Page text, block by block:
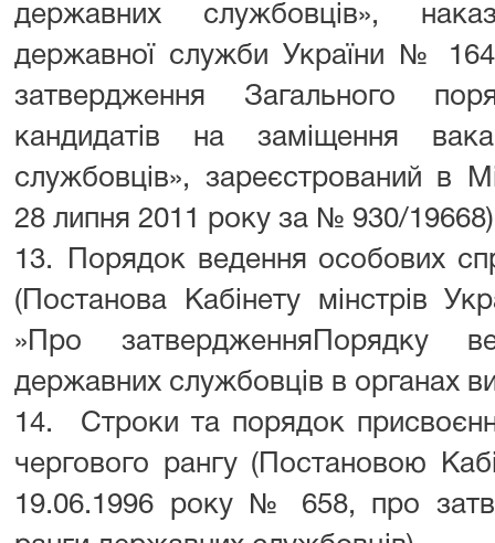
державних службовців»,
державної служби України №
затвердження Загального
кандидатів на заміщення
службовців», зареєстрований в
28 липня 2011 року за № 930/19668)
13.
Порядок ведення особових
(Постанова Кабінету мінстрів
»Про затвердженняПорядку
державних службовців в органах
14.
Строки та порядок
чергового рангу (Постановою
19.06.1996 року № 658, про